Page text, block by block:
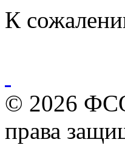
К
© 2026
права